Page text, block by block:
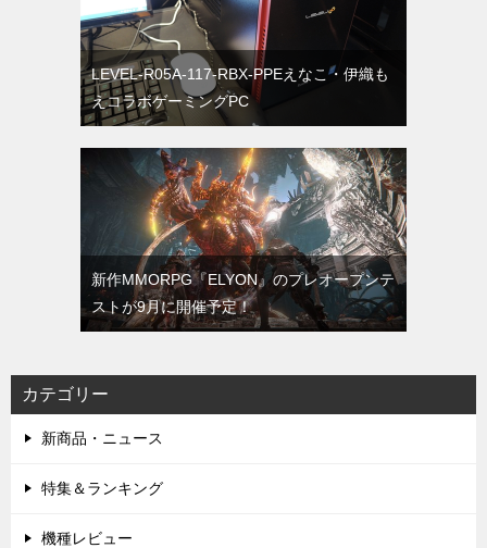
LEVEL-R05A-117-RBX-PPEえなこ・伊織も
えコラボゲーミングPC
新作MMORPG『ELYON』のプレオープンテ
ストが9月に開催予定！
カテゴリー
新商品・ニュース
特集＆ランキング
機種レビュー